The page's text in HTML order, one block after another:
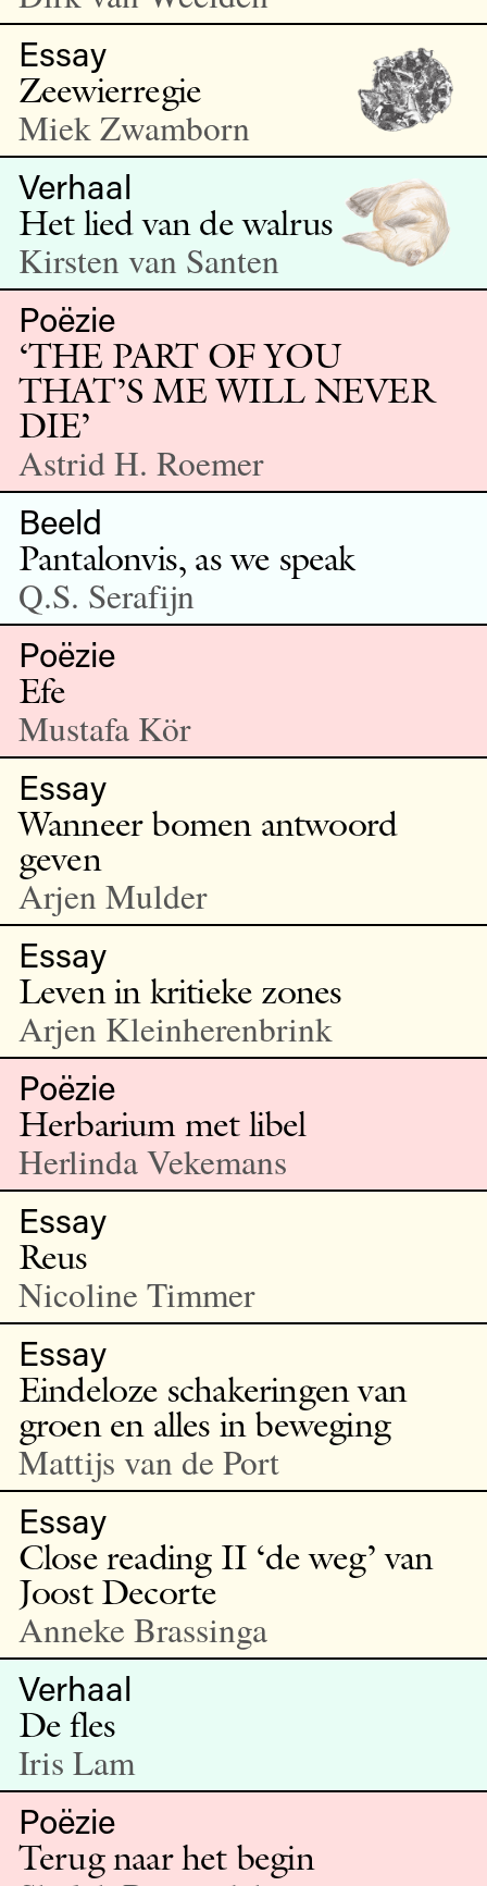
Essay
Zeewierregie
Miek Zwamborn
Verhaal
Het lied van de walrus
Kirsten van Santen
Poëzie
‘THE PART OF YOU
THAT’S ME WILL NEVER
DIE’
Astrid H. Roemer
Beeld
Pantalonvis, as we speak
Q.S. Serafijn
Poëzie
Efe
Mustafa Kör
Essay
Wanneer bomen antwoord
geven
Arjen Mulder
Essay
Leven in kritieke zones
Arjen Kleinherenbrink
Poëzie
Herbarium met libel
Herlinda Vekemans
Essay
Reus
Nicoline Timmer
Essay
Eindeloze schakeringen van
groen en alles in beweging
Mattijs van de Port
Essay
Close reading II ‘de weg’ van
Joost Decorte
Anneke Brassinga
Verhaal
De fles
Iris Lam
Poëzie
Terug naar het begin